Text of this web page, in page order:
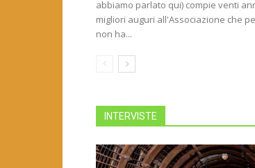
Crisi Ucraina,
Redazione YouCarbonia
abbiamo parlato qui) compie venti
migliori auguri all'Associazione che
non ha...
INTERVISTE